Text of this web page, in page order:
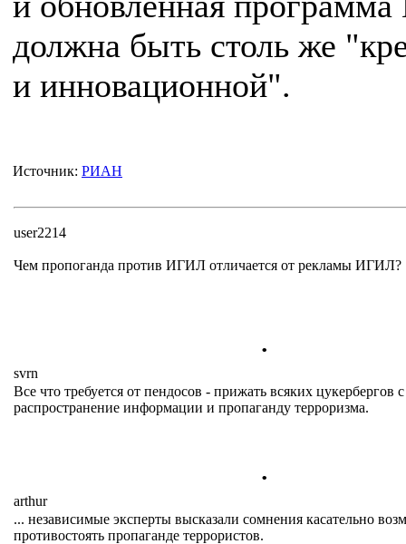
должна быть столь же
и инновационной".
Источник: РИАН
user2214
Чем пропоганда против ИГИЛ отличается от рекламы ИГИЛ?
.
svrn
Все что требуется от пендосов - прижать всяких цукербергов
распространение информации и пропаганду терроризма.
.
arthur
... независимые эксперты высказали сомнения касательно
противостоять пропаганде террористов.